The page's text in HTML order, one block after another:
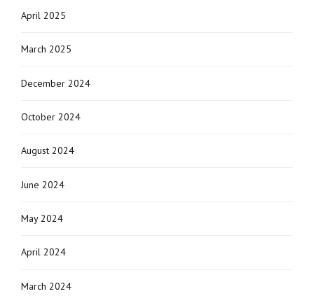
April 2025
March 2025
December 2024
October 2024
August 2024
June 2024
May 2024
April 2024
March 2024